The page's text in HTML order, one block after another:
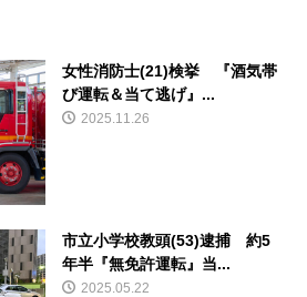
女性消防士(21)検挙 『酒気帯
び運転＆当て逃げ』...
2025.11.26
市立小学校教頭(53)逮捕 約5
年半『無免許運転』当...
2025.05.22